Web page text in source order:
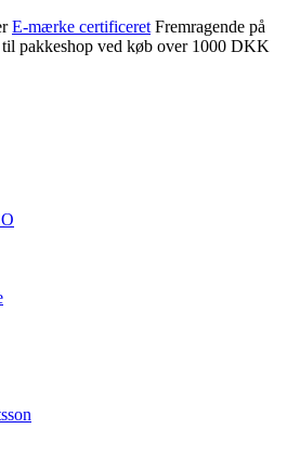
E-mærke certificeret Fremragende på
pakkeshop ved køb over 1000 DKK